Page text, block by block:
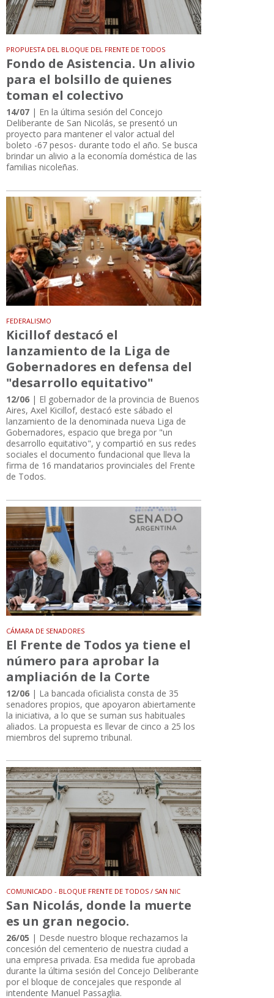
PROPUESTA DEL BLOQUE DEL FRENTE DE TODOS
Fondo de Asistencia. Un alivio
para el bolsillo de quienes
toman el colectivo
14/07 | En la última sesión del Concejo
Deliberante de San Nicolás, se presentó un
proyecto para mantener el valor actual del
boleto -67 pesos- durante todo el año. Se busca
brindar un alivio a la economía doméstica de las
familias nicoleñas.
FEDERALISMO
Kicillof destacó el
lanzamiento de la Liga de
Gobernadores en defensa del
"desarrollo equitativo"
12/06 | El gobernador de la provincia de Buenos
Aires, Axel Kicillof, destacó este sábado el
lanzamiento de la denominada nueva Liga de
Gobernadores, espacio que brega por "un
desarrollo equitativo", y compartió en sus redes
sociales el documento fundacional que lleva la
firma de 16 mandatarios provinciales del Frente
de Todos.
CÁMARA DE SENADORES
El Frente de Todos ya tiene el
número para aprobar la
ampliación de la Corte
12/06 | La bancada oficialista consta de 35
senadores propios, que apoyaron abiertamente
la iniciativa, a lo que se suman sus habituales
aliados. La propuesta es llevar de cinco a 25 los
miembros del supremo tribunal.
COMUNICADO - BLOQUE FRENTE DE TODOS / SAN NIC
San Nicolás, donde la muerte
es un gran negocio.
26/05 | Desde nuestro bloque rechazamos la
concesión del cementerio de nuestra ciudad a
una empresa privada. Esa medida fue aprobada
durante la última sesión del Concejo Deliberante
por el bloque de concejales que responde al
intendente Manuel Passaglia.